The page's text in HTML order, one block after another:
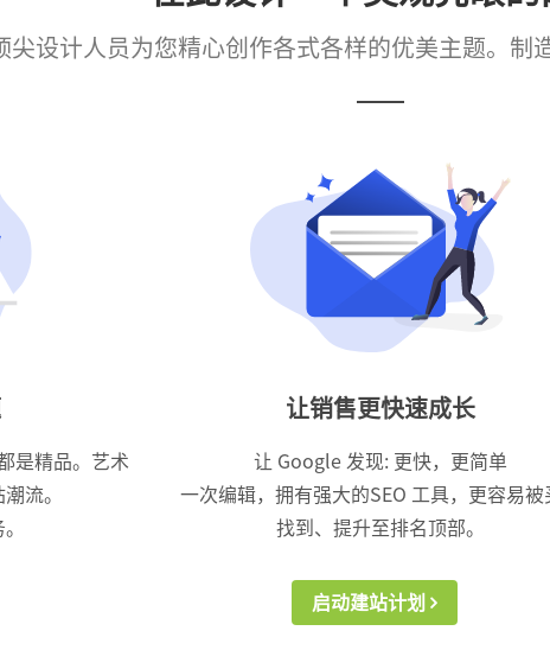
尖设计人员为您精心创作各式各样的优美主题。制
是精品。艺术
流。
让销售更快速成长
让 Google 发现: 更快，更简单
一次编辑，拥有强大的SEO 工具，更容易被
找到、提升至排名顶部。
启动建站计划